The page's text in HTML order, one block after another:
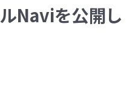
Naviを公開し